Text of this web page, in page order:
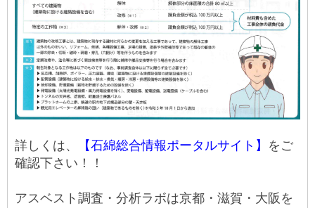
詳しくは、 【石綿総合情報ポータルサイト】 をご
確認下さい！！
アスベスト調査・分析ラボは京都・滋賀・大阪を